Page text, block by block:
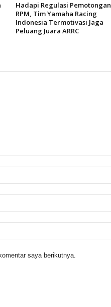
Hadapi Regulasi Pemotongan
RPM, Tim Yamaha Racing
Indonesia Termotivasi Jaga
Peluang Juara ARRC
saya berikutnya.